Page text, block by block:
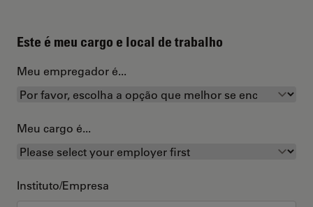
Este é meu cargo e local de trabalho
Meu empregador é...
Meu cargo é...
Instituto/Empresa